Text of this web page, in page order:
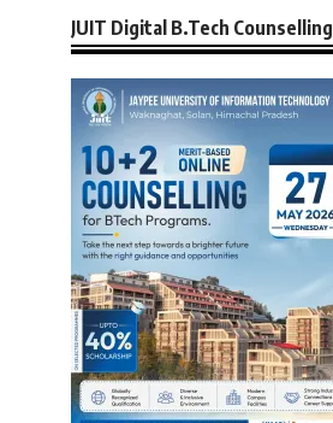
JUIT Digital B.Tech Counselling